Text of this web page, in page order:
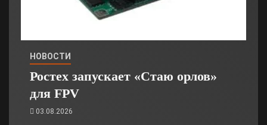
НОВОСТИ
Ростех запускает «Стаю орлов»
для FPV
03.08.2026